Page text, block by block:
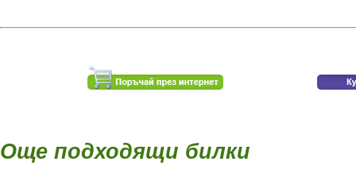
Още подходящи билки